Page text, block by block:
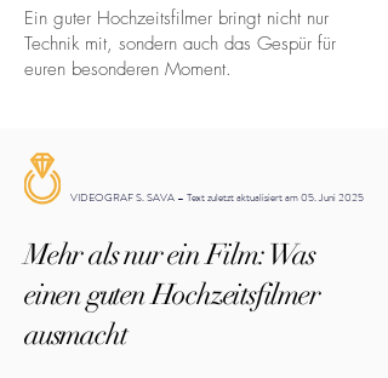
Ein guter Hochzeitsfilmer bringt nicht nur
Technik mit, sondern auch das Gespür für
euren besonderen Moment.
VIDEOGRAF S. SAVA – Text zuletzt aktualisiert am 05. Juni 2025
Mehr als nur ein Film: Was
einen guten Hochzeitsfilmer
ausmacht